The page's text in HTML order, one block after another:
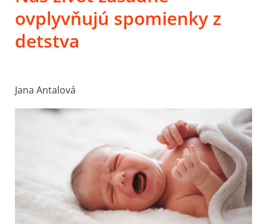
ovplyvňujú spomienky z
detstva
Jana Antalová